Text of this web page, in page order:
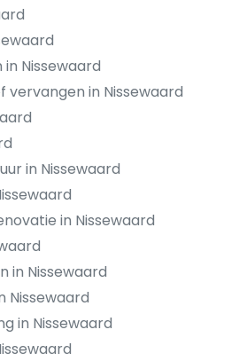
Nissewaard
vervangen in Nissewaard
in Nissewaard
in Nissewaard
in Nissewaard
Nissewaard
in Nissewaard